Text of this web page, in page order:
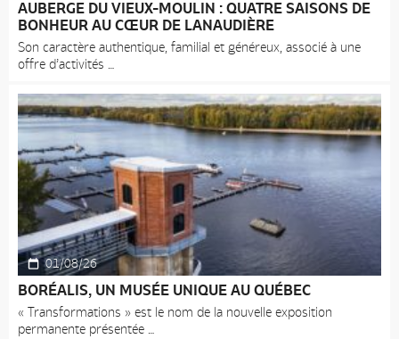
AUBERGE DU VIEUX-MOULIN : QUATRE SAISONS DE
BONHEUR AU CŒUR DE LANAUDIÈRE
Son caractère authentique, familial et généreux, associé à une
offre d’activités
01/08/26
BORÉALIS, UN MUSÉE UNIQUE AU QUÉBEC
« Transformations » est le nom de la nouvelle exposition
permanente présentée